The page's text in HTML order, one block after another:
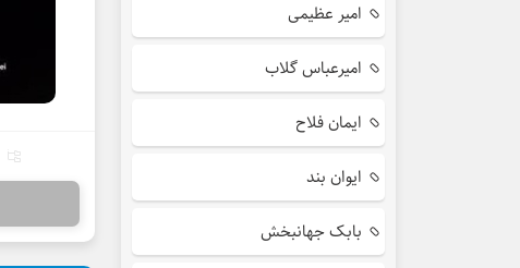
امیر عظیمی
امیرعباس گلاب
ایمان فلاح
ایوان بند
بابک جهانبخش